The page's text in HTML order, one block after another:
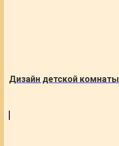
Дизайн детской комнаты